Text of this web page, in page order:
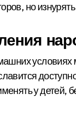
но
у детей,